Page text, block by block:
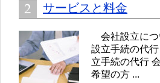
サービスと料金
会社設立につ
設立手続の代
立手続の代行
希望の方 ...